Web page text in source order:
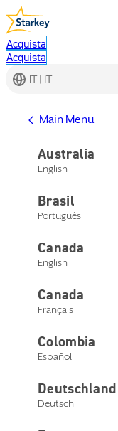
Acquista
Acquista
IT | IT
Main Menu
Australia
English
Brasil
Português
Canada
English
Canada
Français
Colombia
Español
Deutschland
Deutsch